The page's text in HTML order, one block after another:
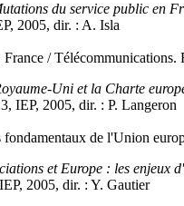
du service public en
2005, dir. : A. Isla
France / Télécommunications.
Uni et la Charte
IEP, 2005, dir. : P. Langeron
fondamentaux de l'Union
et Europe : les enjeux
2005, dir. : Y. Gautier